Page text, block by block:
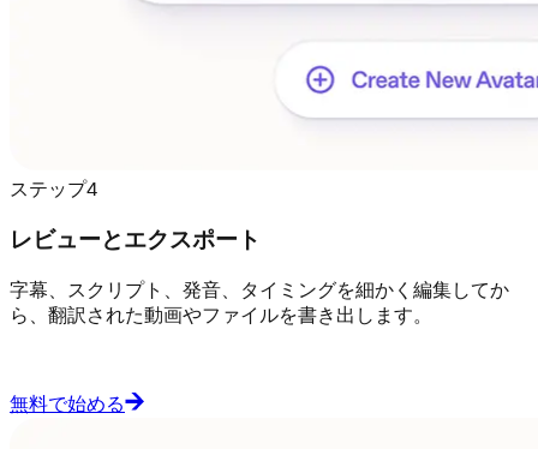
ステップ4
レビューとエクスポート
字幕、スクリプト、発音、タイミングを細かく編集してか
ら、翻訳された動画やファイルを書き出します。
無料で始める